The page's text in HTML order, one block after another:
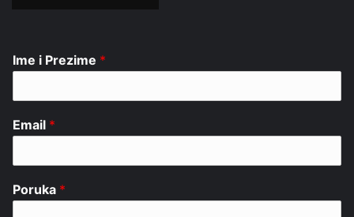
Ime i Prezime *
Email *
Poruka *